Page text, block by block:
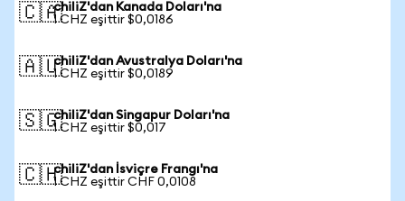
🇨🇦chiliZ'dan Kanada Doları'na
1 CHZ eşittir $0,0186
🇦🇺chiliZ'dan Avustralya Doları'na
1 CHZ eşittir $0,0189
🇸🇬chiliZ'dan Singapur Doları'na
1 CHZ eşittir $0,017
🇨🇭chiliZ'dan İsviçre Frangı'na
1 CHZ eşittir CHF 0,0108